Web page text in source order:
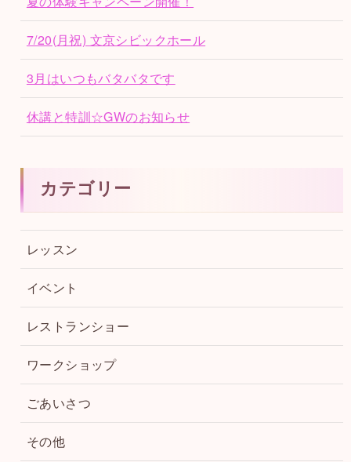
7/20(月祝) 文京シビックホール
3月はいつもバタバタです
休講と特訓☆GWのお知らせ
カテゴリー
レッスン
イベント
レストランショー
ワークショップ
ごあいさつ
その他